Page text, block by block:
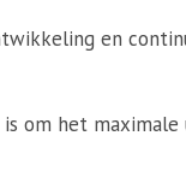
en
het